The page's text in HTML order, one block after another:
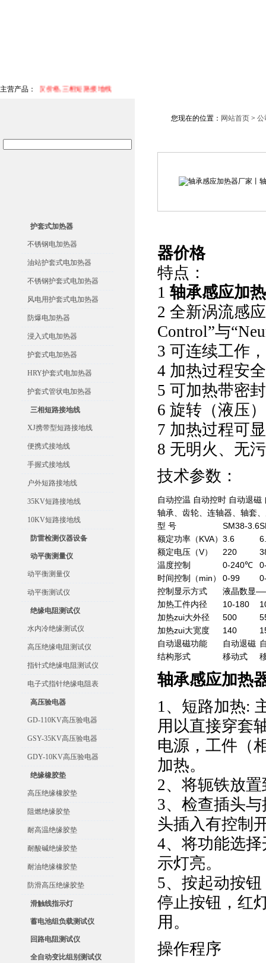
主营产品：
阻测试仪价格,三相短路接地线
护套式加热器
不锈钢电加热器
油站护套式电加热器
不锈钢护套式电加热器
风电用护套式电加热器
防爆电加热器
浸入式电加热器
护套式电加热器
HRY护套式电加热器
护套式管状电加热器
三相短路接地线
XJ携带型短路接地线
便携式接地线
手握式接地线
户外短路接地线
35KV短路接地线
10KV短路接地线
防雷检测仪器设备
动平衡测量仪
动平衡测量仪
动平衡测试仪
绝缘电阻测试仪
水内冷绝缘测试仪
高压绝缘电阻测试仪
指针式绝缘电阻测试仪
电子式指针绝缘电阻表
高压验电器
GD-110KV高压验电器
GSY-35KV高压验电器
GDY-10KV高压验电器
绝缘橡胶垫
高压绝缘橡胶垫
阻燃绝缘胶垫
耐高温绝缘胶垫
耐酸碱绝缘胶垫
耐油绝缘橡胶垫
防滑高压绝缘胶垫
滑触线指示灯
蓄电池组负载测试仪
回路电阻测试仪
全自动变比组别测试仪
您现在的位置： 网站首页 > 公
器价格
特点：
1 轴承感应加
2 全新涡流感
Control”与
3 可连续工作
4 加热过程安
5 可加热带密
6 旋转（液压
7 加热过程可
8 无明火、无
技术参数：
自动控温 自动控时 自动退磁
轴承、齿轮、连轴器、轴套
型 号
SM38-3.6
额定功率（KVA） 3.6
额定电压（V）
220
温度控制
0-240℃
时间控制（min）
0-99
控制显示方式
液晶数显
加热工件内径
10-180
加热zui大外径
500
加热zui大宽度
140
自动退磁功能
自动退磁
结构形式
移动式
轴承感应加热
1、短路加热:
用以直接穿套
电源，工件（
加热。
2、将轭铁放
3、检查插头
头插入有控制
4、将功能选
示灯亮。
5、按起动按
停止按钮，红
用。
操作程序